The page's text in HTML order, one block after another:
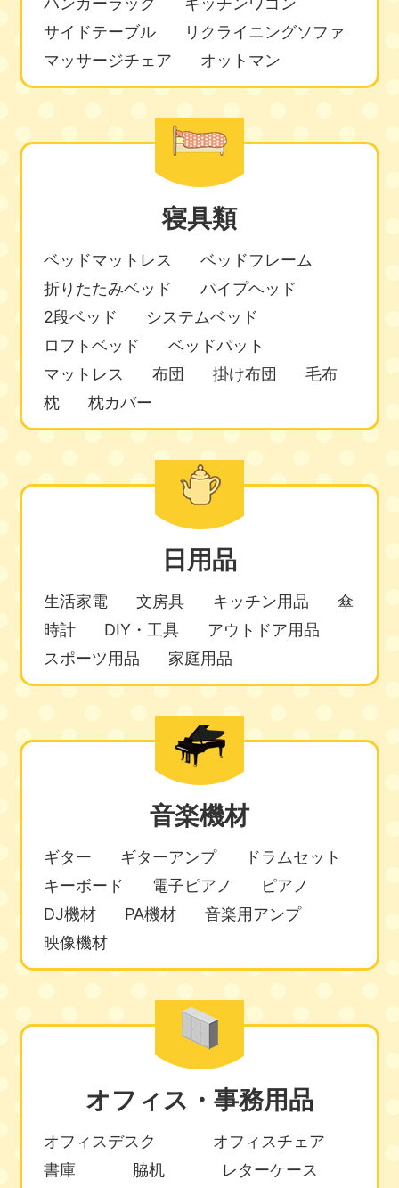
サイドテーブル
リクライニングソファ
マッサージチェア
オットマン
寝具類
ベッドマットレス
ベッドフレーム
折りたたみベッド
パイプヘッド
2段ベッド
システムベッド
ロフトベッド
ベッドパット
マットレス
布団 掛け布団
毛布
枕
枕カバー
日用品
生活家電 文房具 キッチン用品
傘
時計
DIY・工具
アウトドア用品
スポーツ用品
家庭用品
音楽機材
ギター ギターアンプ
ドラムセット
キーボード
電子ピアノ
ピアノ
DJ機材
PA機材
音楽用アンプ
映像機材
オフィス・事務用品
オフィスデスク
オフィスチェア
書庫
脇机
レターケース